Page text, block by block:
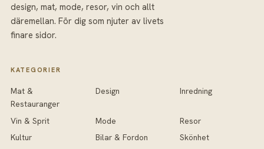
design, mat, mode, resor, vin och allt
däremellan. För dig som njuter av livets
finare sidor.
KATEGORIER
Mat &
Restauranger
Design Inredning
Vin & Sprit Mode
Resor
Kultur
Bilar & Fordon
Skönhet